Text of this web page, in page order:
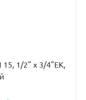
15, 1/2" х 3/4"EK,